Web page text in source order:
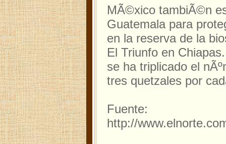
MÃ©xico tambiÃ©n
Guatemala para
en la reserva de la
El Triunfo en
se ha triplicado el
tres quetzales por
Fuente:
http://